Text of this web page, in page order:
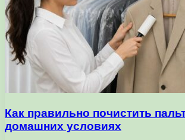
Как правильно почистить
домашних условиях